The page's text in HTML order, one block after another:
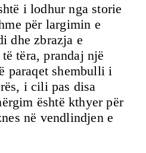
i lodhur nga storie
për largimin e
dhe zbrazja e
tëra, prandaj një
paraqet shembulli i
i cili pas disa
është kthyer për
në vendlindjen e